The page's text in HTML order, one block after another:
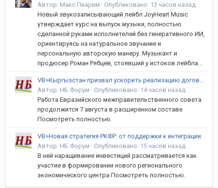
Автор: Макс Пиарим · Опубликовано: 13 часов назад
Новый звукозаписывающий лейбл JoyHeart Music
утверждает курс на выпуск музыки, полностью
сделанной руками исполнителей без генеративного ИИ,
ориентируясь на натуральное звучание и
персональную авторскую манеру. Музыкант и
продюсер Роман Рябцев, стоявший у истоков лейбла...
VB>Кыргызстан призвал ускорить реализацию договоренностей в рамках ЕАЭС
Автор: НБ Форум · Опубликовано: 14 часов назад
Работа Евразийского межправительственного совета
продолжится 7 августа в расширенном составе
Посмотреть полностью.
VB>Новая стратегия РКФР: от поддержки к интеграции
Автор: НБ Форум · Опубликовано: 15 часов назад
В ней наращивание инвестиций рассматривается как
участие в формировании нового регионального
экономического центра Посмотреть полностью.